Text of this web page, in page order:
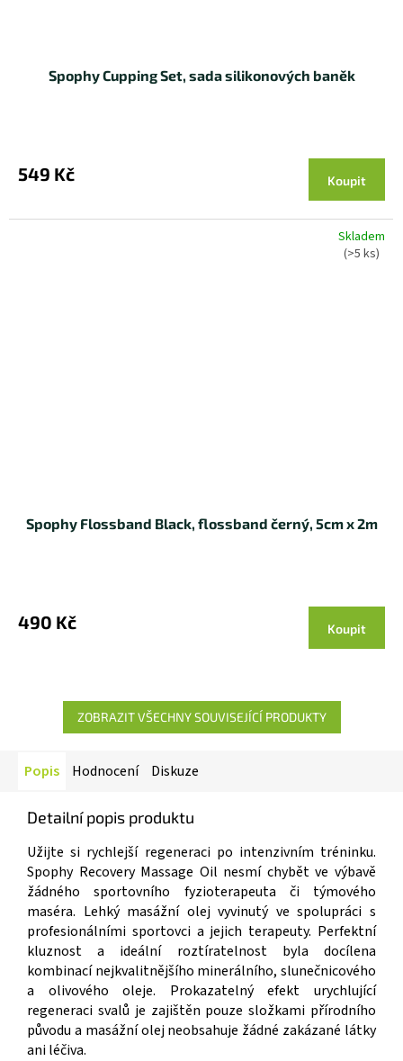
Spophy Cupping Set, sada silikonových baněk
produktu
je
z 5
549 Kč Koupit
Skladem
(>5 ks)
Spophy Flossband Black, flossband černý, 5cm x 2m
490 Kč Koupit
ZOBRAZIT VŠECHNY SOUVISEJÍCÍ PRODUKTY
Popis Hodnocení Diskuze
Detailní popis produktu
Užijte si rychlejší regeneraci po intenzivním tréninku.
Spophy Recovery Massage Oil nesmí chybět ve výbavě
žádného sportovního fyzioterapeuta či týmového
maséra. Lehký masážní olej vyvinutý ve spolupráci s
profesionálními sportovci a jejich terapeuty. Perfektní
kluznost a ideální roztíratelnost byla docílena
kombinací nejkvalitnějšího minerálního, slunečnicového
a olivového oleje. Prokazatelný efekt urychlující
regeneraci svalů je zajištěn pouze složkami přírodního
původu a masážní olej neobsahuje žádné zakázané látky
ani léčiva.